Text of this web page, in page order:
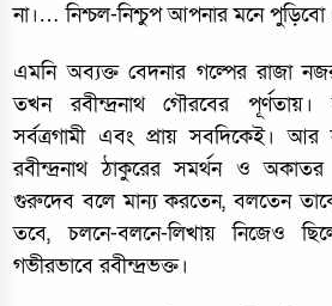
না।… নিশ্চল-নিশ্চুপ আপনার মনে পুড়িবো
এমনি অব্যক্ত বেদনার গল্পের রাজা
তখন রবীন্দ্রনাথ গৌরবের পূর্ণতায়।
সর্বত্রগামী এবং প্রায় সবদিকেই।
রবীন্দ্রনাথ ঠাকুরের সমর্থন ও অকাতর
গুরুদেব বলে মান্য করতেন, বলতেন
তবে, চলনে-বলনে-লিখায় নিজেও
গভীরভাবে রবীন্দ্রভক্ত।